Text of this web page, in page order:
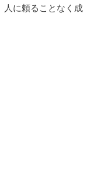
人に頼ることなく成